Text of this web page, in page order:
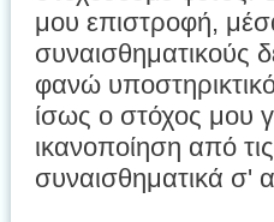
μου επιστροφή,
συναισθηματικούς
φανώ
ίσως ο στόχος μου
ικανοποίηση από
συναισθηματικά σ'